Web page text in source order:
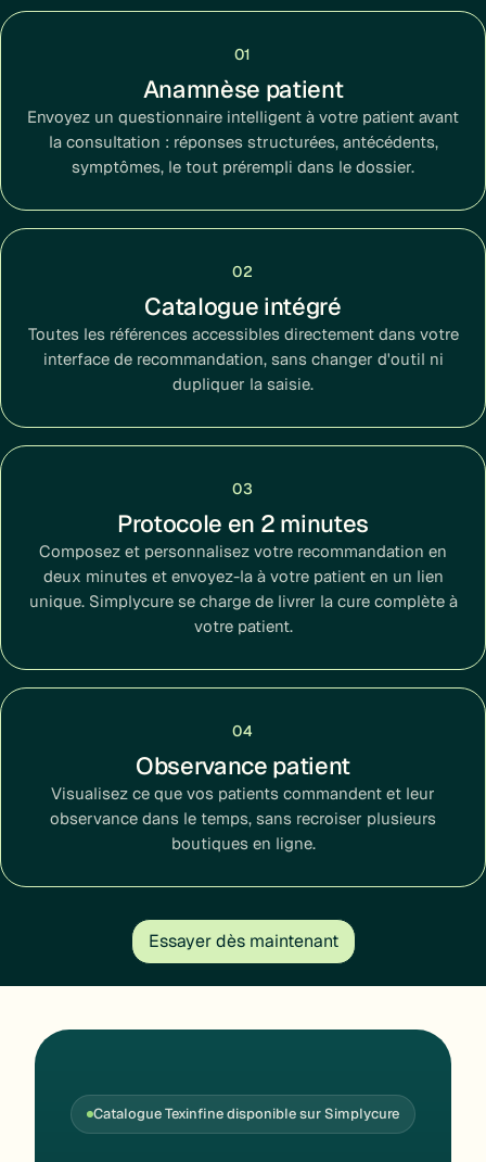
01
Anamnèse patient
Envoyez un questionnaire intelligent à votre patient avant
la consultation : réponses structurées, antécédents,
symptômes, le tout prérempli dans le dossier.
02
Catalogue intégré
Toutes les références accessibles directement dans votre
interface de recommandation, sans changer d'outil ni
dupliquer la saisie.
03
Protocole en 2 minutes
Composez et personnalisez votre recommandation en
deux minutes et envoyez-la à votre patient en un lien
unique. Simplycure se charge de livrer la cure complète à
votre patient.
04
Observance patient
Visualisez ce que vos patients commandent et leur
observance dans le temps, sans recroiser plusieurs
boutiques en ligne.
Essayer dès maintenant
Catalogue Texinfine disponible sur Simplycure